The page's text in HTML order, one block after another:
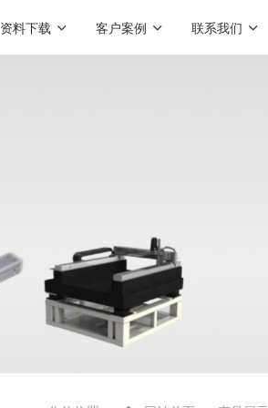
资料下载 客户案例 联系我们